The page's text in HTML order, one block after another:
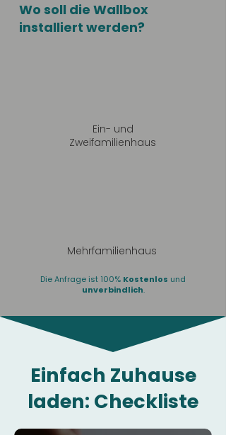
Wo soll die Wallbox
installiert werden?
Ein- und
Zweifamilienhaus
Mehrfamilienhaus
Die Anfrage ist 100% Kostenlos und
unverbindlich.
Einfach Zuhause
laden: Checkliste